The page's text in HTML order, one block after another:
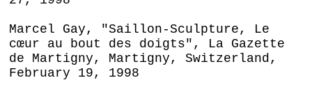
Marcel Gay, "Saillon-Sculpture, Le
cœur au bout des doigts", La Gazette
de Martigny, Martigny, Switzerland,
February 19, 1998